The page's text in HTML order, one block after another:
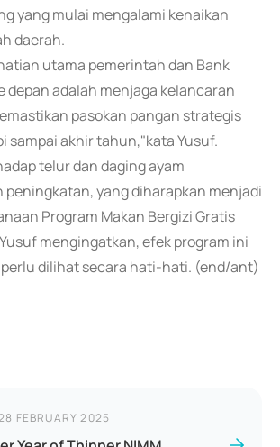
yang mulai mengalami kenaikan
daerah.
utama pemerintah dan Bank
depan adalah menjaga kelancaran
pasokan pangan strategis
sampai akhir tahun,"kata Yusuf.
telur dan daging ayam
yang diharapkan menjadi
Program Makan Bergizi Gratis
mengingatkan, efek program ini
dilihat secara hati-hati. (end/ant)
FEBRUARY 2025